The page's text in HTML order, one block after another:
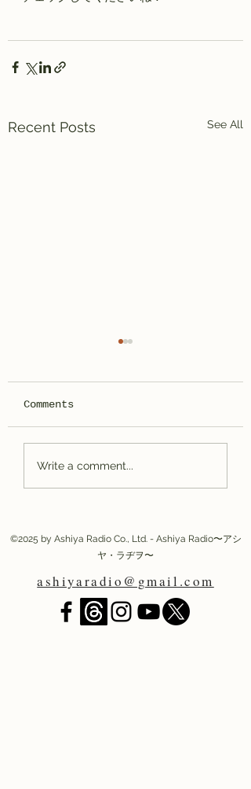
Recent Posts See All
📻 アシヤ・ラヂヲ、5
周年記念のお知らせで
Comments
Write a comment...
©2025 by Ashiya Radio Co., Ltd. - Ashiya Radio〜アシ
ヤ・ラヂヲ〜
ashiyaradio@gmail.com